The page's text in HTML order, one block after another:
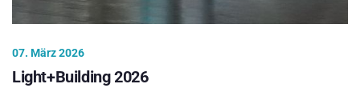
07. März 2026
Light+Building 2026